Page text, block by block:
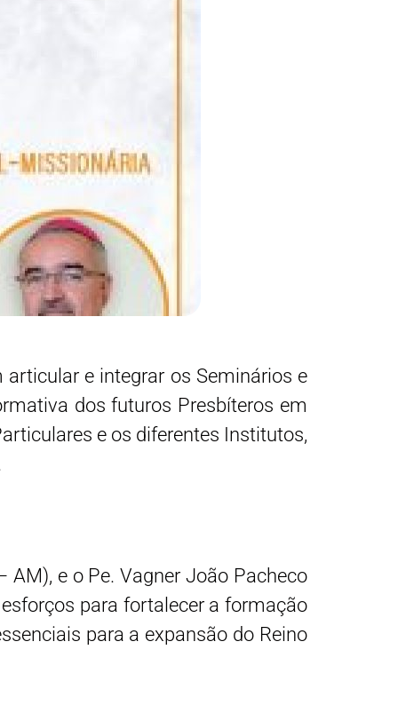
e integrar os Seminários e
dos futuros Presbíteros em
e os diferentes Institutos,
AM), e o Pe. Vagner João Pacheco
para fortalecer a formação
para a expansão do Reino